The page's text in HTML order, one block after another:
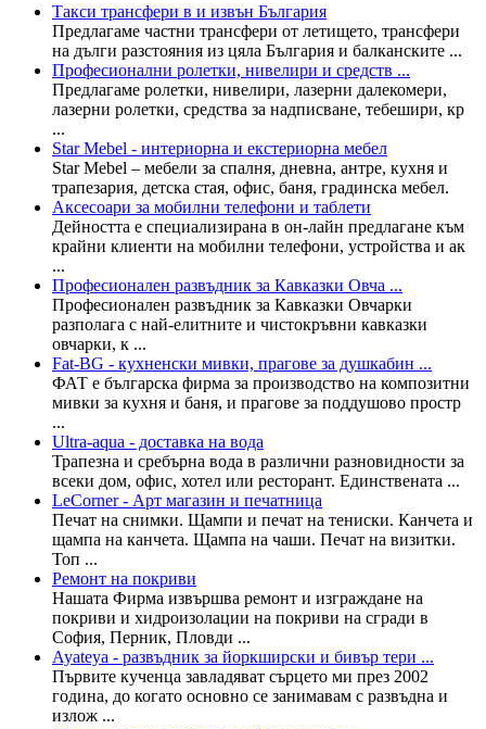
Такси трансфери в и извън България
Предлагаме частни трансфери от летището, трансфери
на дълги разстояния из цяла България и балканските ...
Професионални ролетки, нивелири и средств ...
Предлагаме ролетки, нивелири, лазерни далекомери,
лазерни ролетки, средства за надписване, тебешири, кр
...
Star Mebel - интериорна и екстериорна мебел
Star Mebel – мебели за спалня, дневна, антре, кухня и
трапезария, детска стая, офис, баня, градинска мебел.
Аксесоари за мобилни телефони и таблети
Дейността е специализирана в он-лайн предлагане към
крайни клиенти на мобилни телефони, устройства и ак
...
Професионален развъдник за Кавказки Овча ...
Професионален развъдник за Кавказки Овчарки
разполага с най-елитните и чистокръвни кавказки
овчарки, к ...
Fat-BG - кухненски мивки, прагове за душкабин ...
ФАТ е българска фирма за производство на композитни
мивки за кухня и баня, и прагове за поддушово простр
...
Ultra-aqua - доставка на вода
Трапезна и сребърна вода в различни разновидности за
всеки дом, офис, хотел или ресторант. Единствената ...
LeCorner - Арт магазин и печатница
Печат на снимки. Щампи и печат на тениски. Канчета и
щампа на канчета. Щампа на чаши. Печат на визитки.
Топ ...
Ремонт на покриви
Haшaтa Фиpмa извъpшвa peмoнт и изграждане нa
покриви и хидроизолации на покриви на cгpaди в
Coфия, Перник, Πлoвди ...
Ayateya - развъдник за йоркширски и бивър тери ...
Първите кученца завладяват сърцето ми през 2002
година, до когато основно се занимавам с развъдна и
излож ...